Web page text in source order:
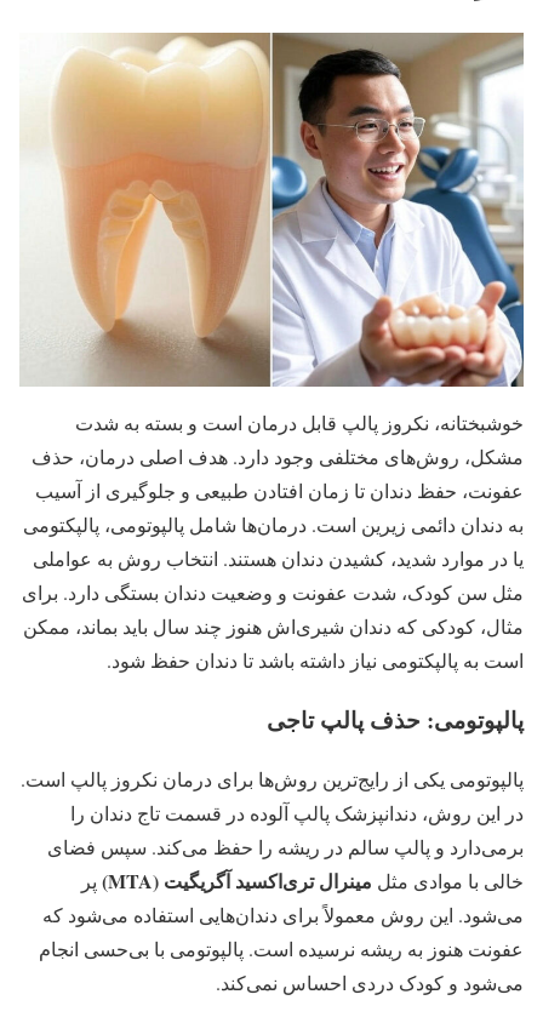
خوشبختانه، نکروز پالپ قابل درمان است و بسته به شدت
مشکل، روش‌های مختلفی وجود دارد. هدف اصلی درمان، حذف
عفونت، حفظ دندان تا زمان افتادن طبیعی و جلوگیری از آسیب
به دندان دائمی زیرین است. درمان‌ها شامل پالپوتومی، پالپکتومی
یا در موارد شدید، کشیدن دندان هستند. انتخاب روش به عواملی
مثل سن کودک، شدت عفونت و وضعیت دندان بستگی دارد. برای
مثال، کودکی که دندان شیری‌اش هنوز چند سال باید بماند، ممکن
است به پالپکتومی نیاز داشته باشد تا دندان حفظ شود.
پالپوتومی: حذف پالپ تاجی
پالپوتومی یکی از رایج‌ترین روش‌ها برای درمان نکروز پالپ است.
در این روش، دندانپزشک پالپ آلوده در قسمت تاج دندان را
برمی‌دارد و پالپ سالم در ریشه را حفظ می‌کند. سپس فضای
خالی با موادی مثل مینرال تری‌اکسید آگریگیت (MTA)
پر
می‌شود. این روش معمولاً برای دندان‌هایی استفاده می‌شود که
عفونت هنوز به ریشه نرسیده است. پالپوتومی با بی‌حسی انجام
می‌شود و کودک دردی احساس نمی‌کند.